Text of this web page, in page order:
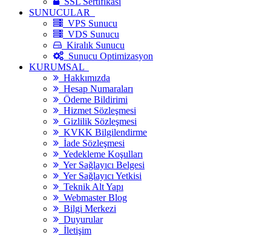
SUNUCULAR
VPS Sunucu
VDS Sunucu
Kiralık Sunucu
Sunucu Optimizasyon
KURUMSAL
Hakkımızda
Hesap Numaraları
Ödeme Bildirimi
Hizmet Sözleşmesi
Gizlilik Sözleşmesi
KVKK Bilgilendirme
İade Sözleşmesi
Yedekleme Koşulları
Yer Sağlayıcı Belgesi
Yer Sağlayıcı Yetkisi
Teknik Alt Yapı
Webmaster Blog
Bilgi Merkezi
Duyurular
İletişim